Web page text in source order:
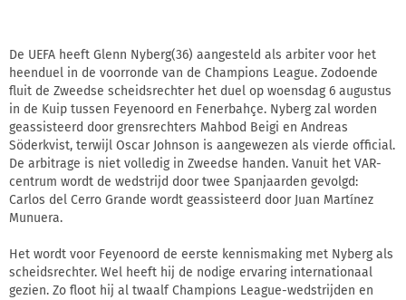
De UEFA heeft Glenn Nyberg(36) aangesteld als arbiter voor het
heenduel in de voorronde van de Champions League. Zodoende
fluit de Zweedse scheidsrechter het duel op woensdag 6 augustus
in de Kuip tussen Feyenoord en Fenerbahçe. Nyberg zal worden
geassisteerd door grensrechters Mahbod Beigi en Andreas
Söderkvist, terwijl Oscar Johnson is aangewezen als vierde official.
De arbitrage is niet volledig in Zweedse handen. Vanuit het VAR-
centrum wordt de wedstrijd door twee Spanjaarden gevolgd:
Carlos del Cerro Grande wordt geassisteerd door Juan Martínez
Munuera.
Het wordt voor Feyenoord de eerste kennismaking met Nyberg als
scheidsrechter. Wel heeft hij de nodige ervaring internationaal
gezien. Zo floot hij al twaalf Champions League-wedstrijden en